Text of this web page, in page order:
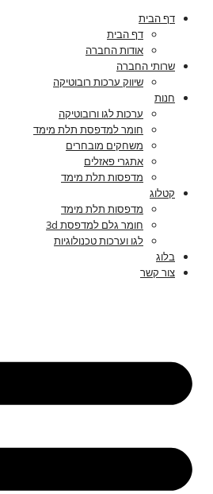
דף הבית
דף הבית
אודות החברה
שרותי החברה
שיווק ערכות רובוטיקה
חנות
ערכות לגו ורובוטיקה
חומר למדפסת תלת מימד
משחקים מובחרים
אתגרי פאזלים
מדפסות תלת מימד
קטלוג
מדפסות תלת מימד
חומר גלם למדפסת 3d
לגו וערכות טכנולוגיות
בלוג
צור קשר